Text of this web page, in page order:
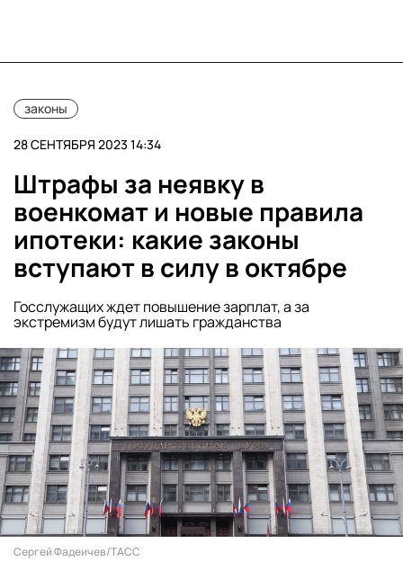
законы
28 СЕНТЯБРЯ 2023 14:34
Штрафы за неявку в
военкомат и новые правила
ипотеки: какие законы
вступают в силу в октябре
Госслужащих ждет повышение зарплат, а за
экстремизм будут лишать гражданства
Сергей Фадеичев/ТАСС